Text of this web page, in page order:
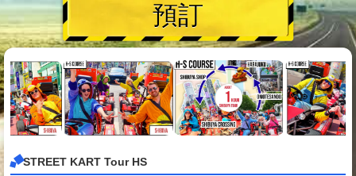
預訂
STREET KART Tour HS